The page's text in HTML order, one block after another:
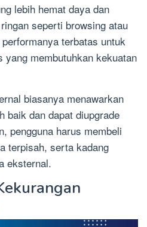
lebih hemat daya dan
seperti browsing atau
terbatas untuk
yang membutuhkan kekuatan
biasanya menawarkan
baik dan dapat diupgrade
pengguna harus membeli
terpisah, serta kadang
eksternal.